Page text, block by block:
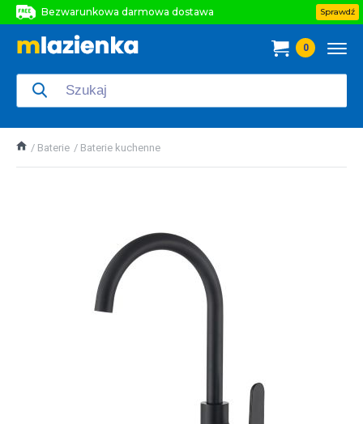
Bezwarunkowa darmowa dostawa
Bezwarunkowa darmowa dostawa
Sprawdź
0
Baterie Baterie kuchenne